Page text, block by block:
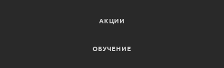
АКЦИИ
ОБУЧЕНИЕ